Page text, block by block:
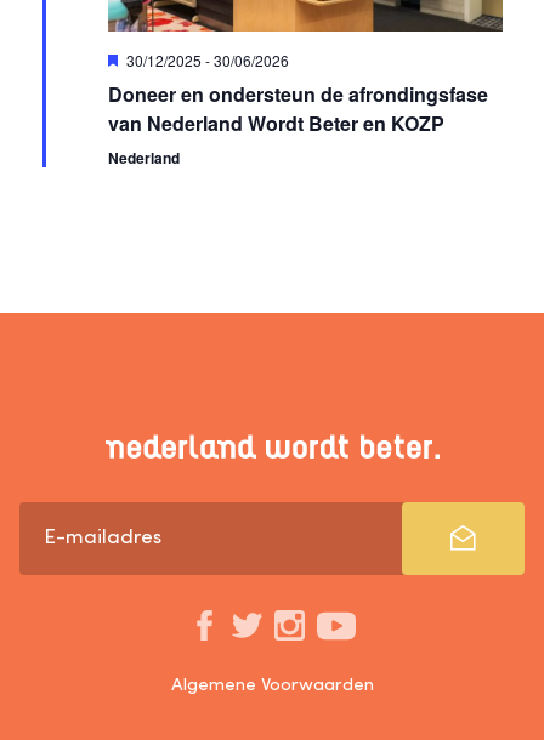
Uitgelicht
30/12/2025 -30/06/2026
Doneer en ondersteun de afrondingsfase
van Nederland Wordt Beter en KOZP
Nederland
Algemene Voorwaarden